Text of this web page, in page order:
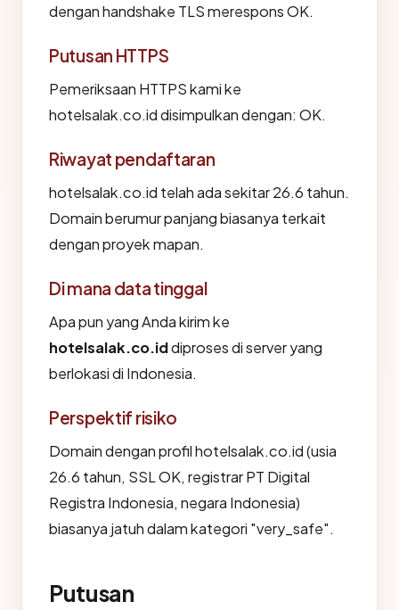
dengan handshake TLS merespons OK.
Putusan HTTPS
Pemeriksaan HTTPS kami ke
hotelsalak.co.id disimpulkan dengan: OK.
Riwayat pendaftaran
hotelsalak.co.id telah ada sekitar 26.6 tahun.
Domain berumur panjang biasanya terkait
dengan proyek mapan.
Di mana data tinggal
Apa pun yang Anda kirim ke
hotelsalak.co.iddiproses di server yang
berlokasi di Indonesia.
Perspektif risiko
Domain dengan profil hotelsalak.co.id (usia
26.6 tahun, SSL OK, registrar PT Digital
Registra Indonesia, negara Indonesia)
biasanya jatuh dalam kategori "very_safe".
Putusan